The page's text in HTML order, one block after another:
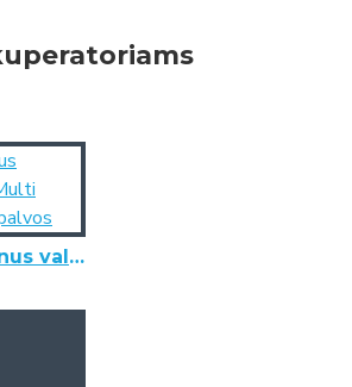
Zehnder išmanus valdymo pultas Multi Control, baltos spalvos